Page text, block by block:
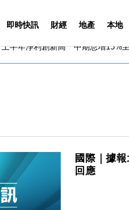
即時快訊 財經 地產 本地
港今年GDP預測至4.5% 看好貿易
法人員要求交「保證金」 43歲
救後再出手 斥4億美元押注未上市
上半年淨利創新高 中期息增15%
香港今年GDP預測至4.5% 看好貿易
法人員要求交「保證金」 43歲女
萬點後回穩 全周仍升近2%
國際｜據
回應